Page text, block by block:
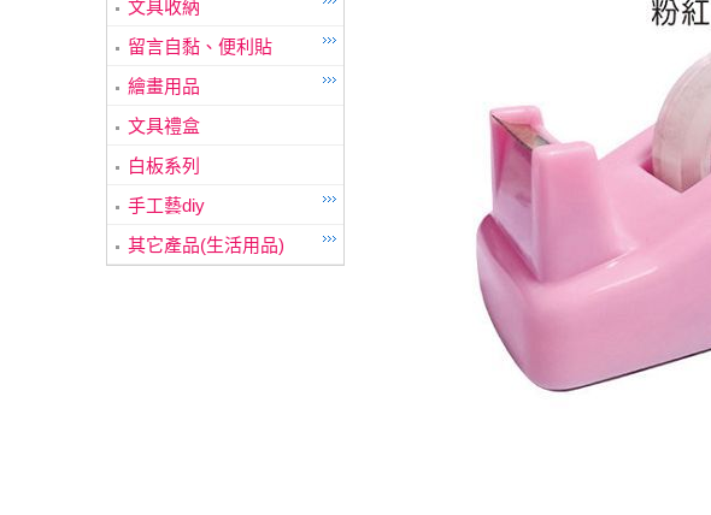
文具收納
留言自黏、便利貼
繪畫用品
文具禮盒
白板系列
手工藝diy
其它產品(生活用品)